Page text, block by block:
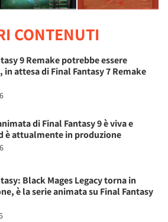
CONTENUTI
9 Remake potrebbe essere
in attesa di Final Fantasy 7 Remake
di Final Fantasy 9 è viva e
è attualmente in produzione
Black Mages Legacy torna in
è la serie animata su Final Fantasy